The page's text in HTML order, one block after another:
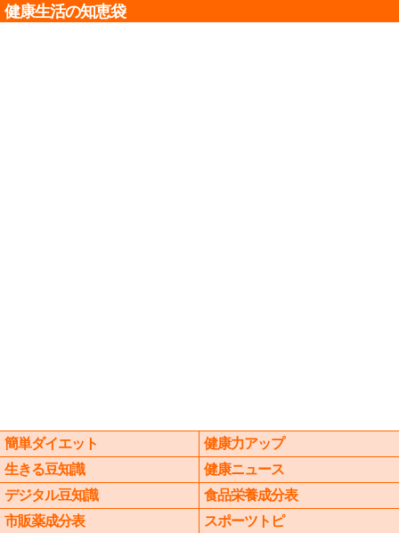
健康生活の知恵袋
簡単ダイエット
健康力アップ
生きる豆知識
健康ニュース
デジタル豆知識
食品栄養成分表
市販薬成分表
スポーツトピ